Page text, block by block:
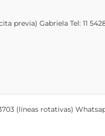
previa) Gabriela Tel: 11
(líneas rotativas)